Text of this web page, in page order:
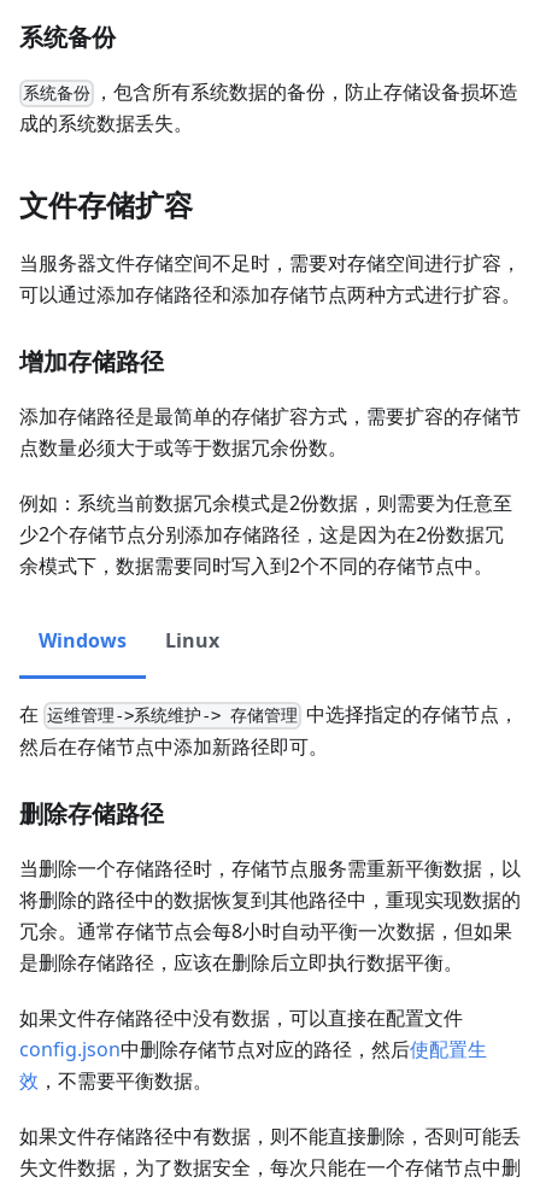
系统备份
系统备份
，包含所有系统数据的备份，防止存储设备损坏造
成的系统数据丢失。
文件存储扩容
当服务器文件存储空间不足时，需要对存储空间进行扩容，
可以通过添加存储路径和添加存储节点两种方式进行扩容。
增加存储路径
添加存储路径是最简单的存储扩容方式，需要扩容的存储节
点数量必须大于或等于数据冗余份数。
例如：系统当前数据冗余模式是2份数据，则需要为任意至
少2个存储节点分别添加存储路径，这是因为在2份数据冗
余模式下，数据需要同时写入到2个不同的存储节点中。
Windows Linux
在 运维管理->系统维护-> 存储管理 中选择指定的存储节点，
然后在存储节点中添加新路径即可。
删除存储路径
当删除一个存储路径时，存储节点服务需重新平衡数据，以
将删除的路径中的数据恢复到其他路径中，重现实现数据的
冗余。通常存储节点会每8小时自动平衡一次数据，但如果
是删除存储路径，应该在删除后立即执行数据平衡。
如果文件存储路径中没有数据，可以直接在配置文件
config.json中删除存储节点对应的路径，然后使配置生
效 ，不需要平衡数据。
如果文件存储路径中有数据，则不能直接删除，否则可能丢
失文件数据，为了数据安全，每次只能在一个存储节点中删